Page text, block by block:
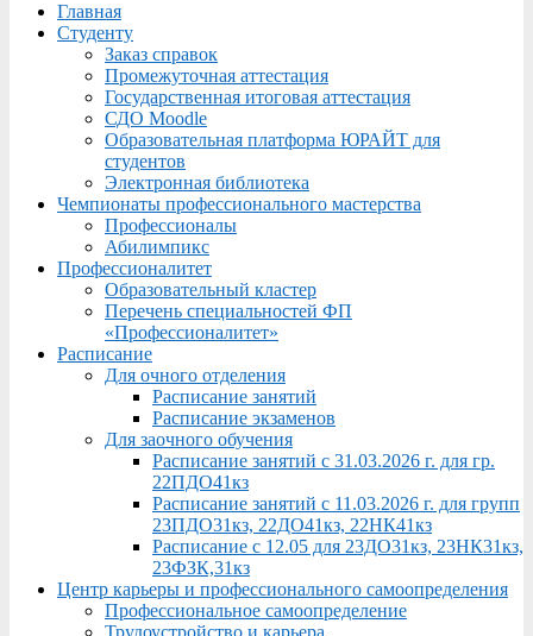
Menu
Главная
Студенту
Заказ справок
Промежуточная аттестация
Государственная итоговая аттестация
СДО Moodle
Образовательная платформа ЮРАЙТ для
студентов
Электронная библиотека
Чемпионаты профессионального мастерства
Профессионалы
Абилимпикс
Профессионалитет
Образовательный кластер
Перечень специальностей ФП
«Профессионалитет»
Расписание
Для очного отделения
Расписание занятий
Расписание экзаменов
Для заочного обучения
Расписание занятий с 31.03.2026 г. для гр.
22ПДО41кз
Расписание занятий с 11.03.2026 г. для групп
23ПДО31кз, 22ДО41кз, 22НК41кз
Расписание с 12.05 для 23ДО31кз, 23НК31кз,
23ФЗК,31кз
Центр карьеры и профессионального самоопределения
Профессиональное самоопределение
Трудоустройство и карьера